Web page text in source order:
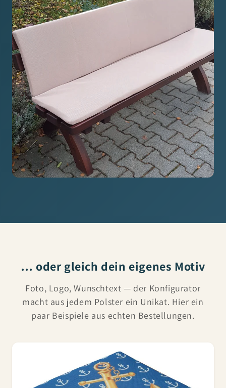
… oder gleich dein eigenes Motiv
Foto, Logo, Wunschtext — der Konfigurator
macht aus jedem Polster ein Unikat. Hier ein
paar Beispiele aus echten Bestellungen.